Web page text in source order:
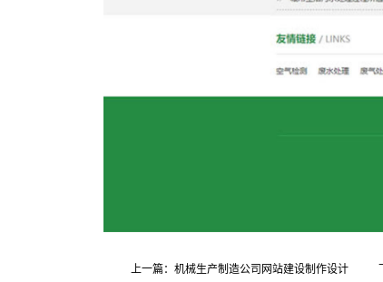
上一篇：机械生产制造公司网站建设制作设计